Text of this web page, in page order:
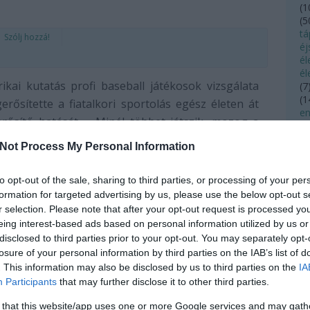
Process My Personal Information
opt-out of the sale, sharing to third parties, or processing of your
for targeted advertising by us, please use the below opt-out
selection. Please note that after your opt-out request is processed
interest-based ads based on personal information utilized by us
to third parties prior to your opt-out. You may separately
of your personal information by third parties on the IAB’s list of
This information may also be disclosed by us to third parties on the
Participants that may further disclose it to other third parties.
that this website/app uses one or more Google services and may
Szólj hozzá!
kutatás profi baseball játékosok vizsgálata
a fiatalkori sportolás egész életen át
hatását. Minél többet játszik, mozog a
egészségesebben fejlődik. Ez nemcsak az
baseball csontritkulás csont csontok mozgás
sportolás
(
(
(7)
(
(4
(